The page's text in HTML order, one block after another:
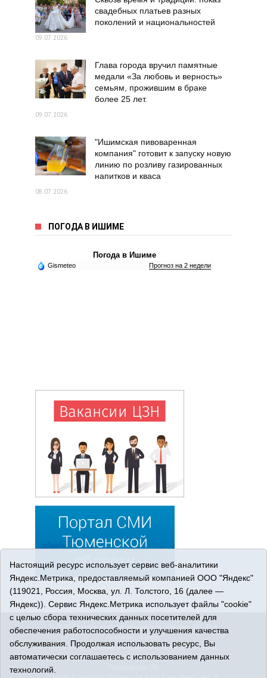
свадебных платьев разных
поколений и национальностей
09.07.2026
Глава города вручил памятные
медали «За любовь и верность»
семьям, прожившим в браке
более 25 лет.
09.07.2026
"Ишимская пивоваренная
компания" готовит к запуску новую
линию по розливу газированных
напитков и кваса
08.07.2026
ПОГОДА В ИШИМЕ
Погода в Ишиме
Gismeteo Прогноз на 2 недели
© 2026 Сетевое издание «Ишимская правда». 16+. Все
права защищены.
© При использовании материалов ссылка обязательна.
Адрес редакции: 627750 Тюменская область, г. Ишим, ул.
Настоящий ресурс использует сервис веб-аналитики
Яндекс.Метрика, предоставляемый компанией ООО "Яндекс"
(119021, Россия, Москва, ул. Л. Толстого, 16 (далее —
Яндекс)). Сервис Яндекс.Метрика использует файлы "cookie"
с целью сбора технических данных посетителей для
обеспечения работоспособности и улучшения качества
обслуживания. Продолжая использовать ресурс, Вы
автоматически соглашаетесь с использованием данных
технологий.